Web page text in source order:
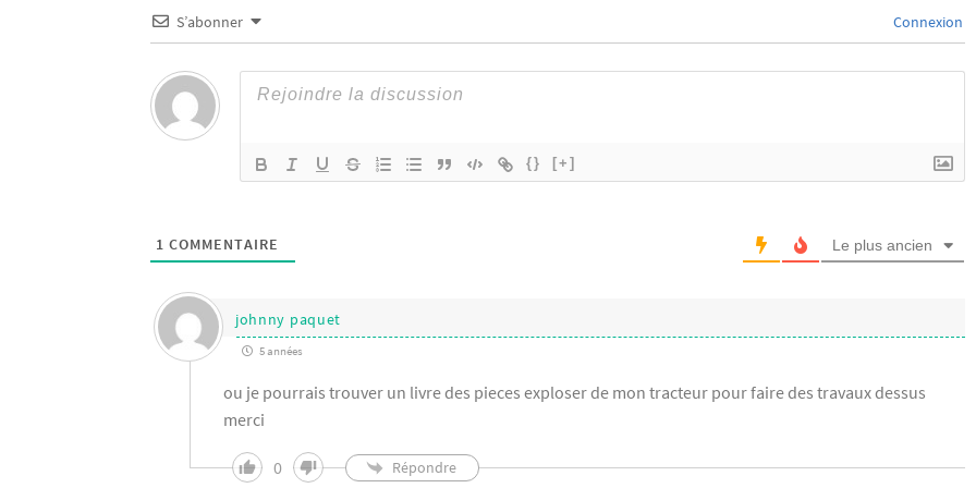
S’abonner Connexion
{} [+]
1 COMMENTAIRE Le plus ancien
johnny paquet
5 années
ou je pourrais trouver un livre des pieces exploser de mon tracteur pour faire des travaux dessus
merci
0 Répondre